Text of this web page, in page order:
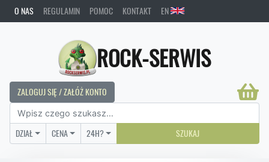
O NAS REGULAMIN POMOC KONTAKT EN
ROCK-SERWIS
ZALOGUJ SIĘ / ZAŁÓŻ KONTO
DZIAŁ CENA 24H? SZUKAJ